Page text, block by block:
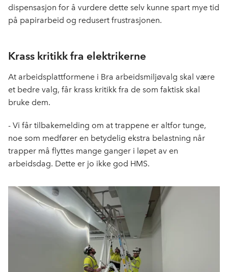
dispensasjon for å vurdere dette selv kunne spart mye tid
på papirarbeid og redusert frustrasjonen.
Krass kritikk fra elektrikerne
At arbeidsplattformene i Bra arbeidsmiljøvalg skal være
et bedre valg, får krass kritikk fra de som faktisk skal
bruke dem.
- Vi får tilbakemelding om at trappene er altfor tunge,
noe som medfører en betydelig ekstra belastning når
trapper må flyttes mange ganger i løpet av en
arbeidsdag. Dette er jo ikke god HMS.